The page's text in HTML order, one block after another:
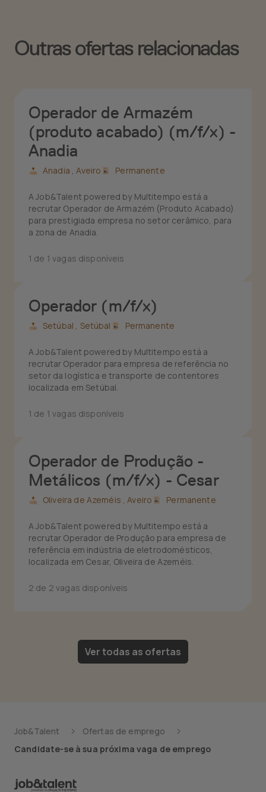
Outras ofertas relacionadas
Operador de Armazém
(produto acabado) (m/f/x) -
Anadia
Anadia ,Aveiro Permanente
A Job&Talent powered by Multitempo está a
recrutar Operador de Armazém (Produto Acabado)
para prestigiada empresa no setor cerâmico, para
a zona de Anadia.
1 de 1 vagas disponíveis
Operador (m/f/x)
Setúbal , Setúbal Permanente
A Job&Talent powered by Multitempo está a
recrutar Operador para empresa de referência no
setor da logística e transporte de contentores
localizada em Setúbal.
1 de 1 vagas disponíveis
Operador de Produção -
Metálicos (m/f/x) - Cesar
Oliveira de Azeméis ,Aveiro Permanente
A Job&Talent powered by Multitempo está a
recrutar Operador de Produção para empresa de
referência em indústria de eletrodomésticos,
localizada em Cesar, Oliveira de Azeméis.
2 de 2 vagas disponíveis
Ver todas as ofertas
Job&Talent
Ofertas de emprego
Candidate-se à sua próxima vaga de emprego